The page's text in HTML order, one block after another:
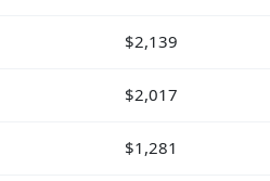
$2,139
$2,017
$1,281